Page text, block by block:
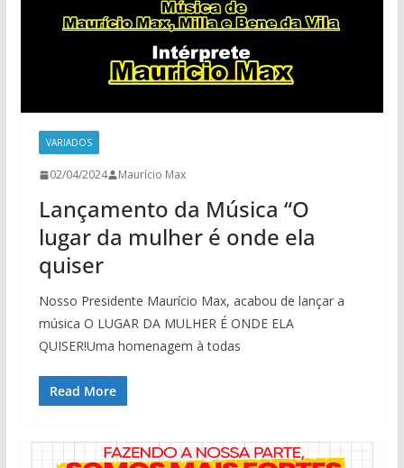
VARIADOS
02/04/2024 Maurício Max
Lançamento da Música “O
lugar da mulher é onde ela
quiser
Nosso Presidente Maurício Max, acabou de lançar a
música O LUGAR DA MULHER É ONDE ELA
QUISER!Uma homenagem à todas
Read More